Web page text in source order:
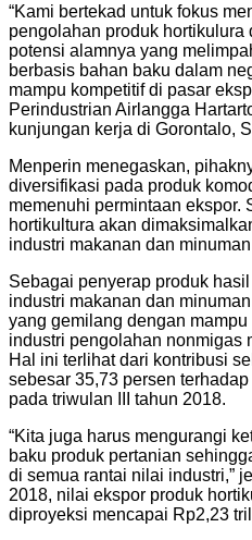
“Kami bertekad untuk fokus
pengolahan produk hortikulura
potensi alamnya yang
berbasis bahan baku dalam
mampu kompetitif di pasar
Perindustrian Airlangga
kunjungan kerja di Gorontalo,
Menperin menegaskan,
diversifikasi pada produk
memenuhi permintaan ekspor.
hortikultura akan
industri makanan dan
Sebagai penyerap produk
industri makanan dan
yang gemilang dengan
industri pengolahan nonmigas
Hal ini terlihat dari kontribusi
sebesar 35,73 persen
pada triwulan III tahun 2018.
“Kita juga harus mengurangi
baku produk pertanian
di semua rantai nilai industri,”
2018, nilai ekspor produk
diproyeksi mencapai Rp2,23